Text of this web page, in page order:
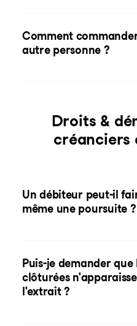
Comment
autre personne ?
Droits &
créanciers
Un débiteur peut-il
même une poursuite ?
Puis-je demander
clôturées
l'extrait ?